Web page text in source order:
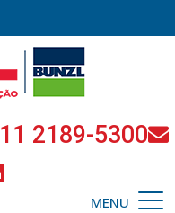
11 2189-5300
MENU